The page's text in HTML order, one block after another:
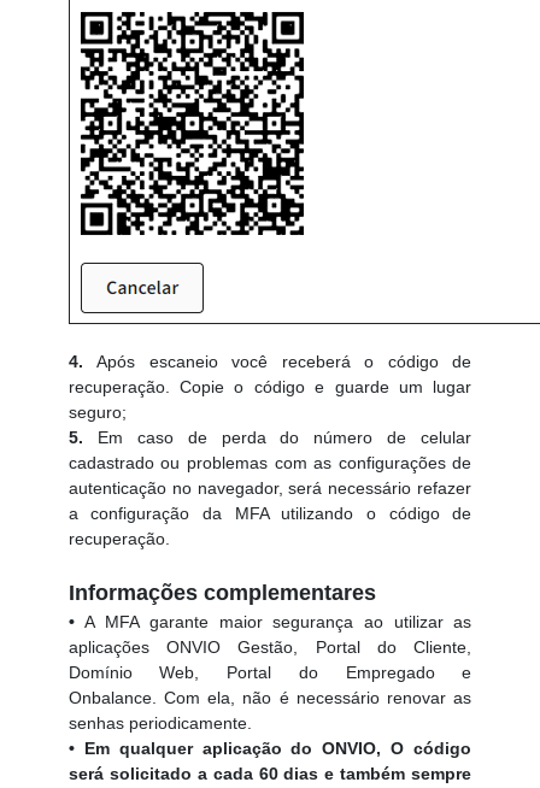
4. Após escaneio você receberá o código de
recuperação. Copie o código e guarde um lugar
seguro;
5. Em caso de perda do número de celular
cadastrado ou problemas com as configurações de
autenticação no navegador, será necessário refazer
a configuração da MFA utilizando o código de
recuperação.
Informações complementares
•A MFA garante maior segurança ao utilizar as
aplicações ONVIO Gestão, Portal do Cliente,
Domínio Web, Portal do Empregado e
Onbalance. Com ela, não é necessário renovar as
senhas periodicamente.
• Em qualquer aplicação do ONVIO, O código
será solicitado a cada 60 dias e também sempre